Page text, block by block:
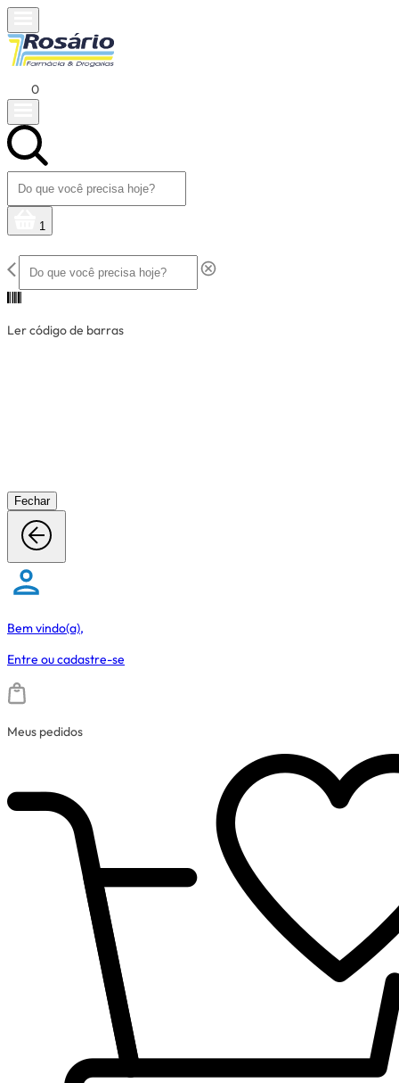
0
1
Ler código de barras
Fechar
Bem vindo(a),
Entre oucadastre-se
Meus pedidos